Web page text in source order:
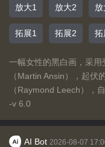
放大1 放大2 放
拓展1 拓展2 拓
一幅女性的黑白画，采用
（Martin Ansin），起伏
（Raymond Leech），
-v 6.0
AI Bot 2026-08-07